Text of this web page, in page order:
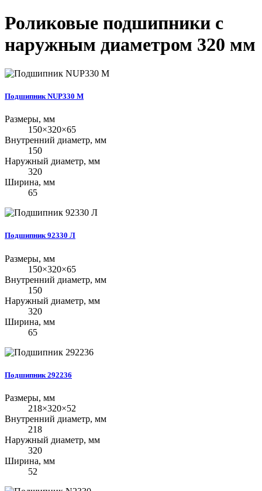
Роликовые подшипники с
наружным диаметром 320 мм
Подшипник NUP330 M
Размеры, мм
150×320×65
Внутренний диаметр, мм
150
Наружный диаметр, мм
320
Ширина, мм
65
Подшипник 92330 Л
Размеры, мм
150×320×65
Внутренний диаметр, мм
150
Наружный диаметр, мм
320
Ширина, мм
65
Подшипник 292236
Размеры, мм
218×320×52
Внутренний диаметр, мм
218
Наружный диаметр, мм
320
Ширина, мм
52